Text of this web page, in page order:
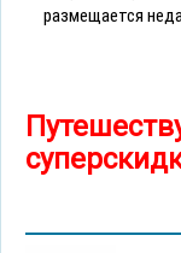
размещается